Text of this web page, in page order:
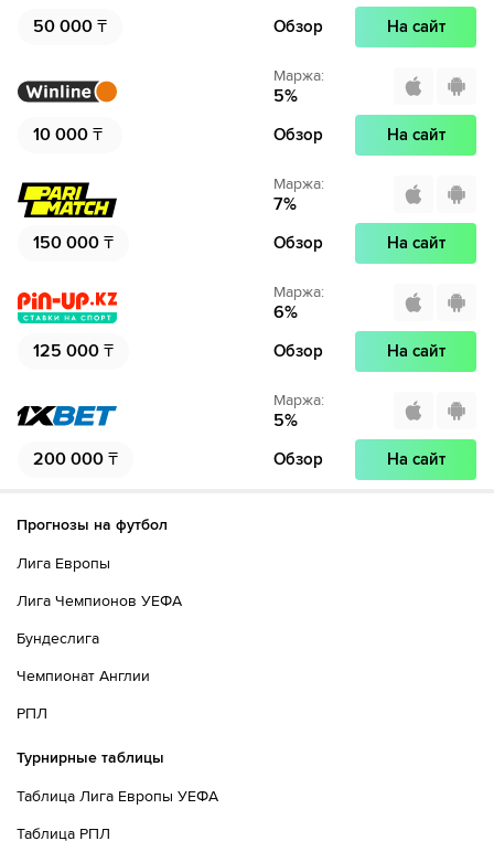
50 000 ₸ Обзор На сайт
10 000 ₸
Маржа:
5%
Обзор На сайт
150 000 ₸
Маржа:
7%
Обзор На сайт
125 000 ₸
Маржа:
6%
Обзор На сайт
200 000 ₸
Маржа:
5%
Обзор На сайт
Прогнозы на футбол
Лига Европы
Лига Чемпионов УЕФА
Бундеслига
Чемпионат Англии
РПЛ
Турнирные таблицы
Таблица Лига Европы УЕФА
Таблица РПЛ